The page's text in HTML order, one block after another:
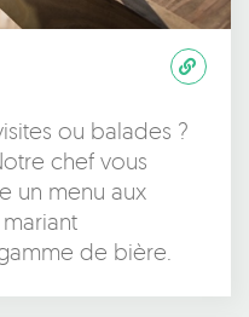
ou balades ?
chef vous
un menu aux
de bière.